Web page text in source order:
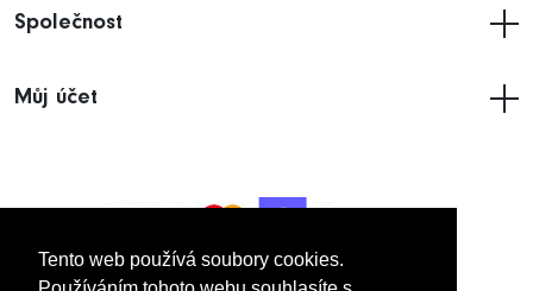
Tento web používá soubory cookies.
Tento web používá soubory cookies.
Společnost
Můj účet